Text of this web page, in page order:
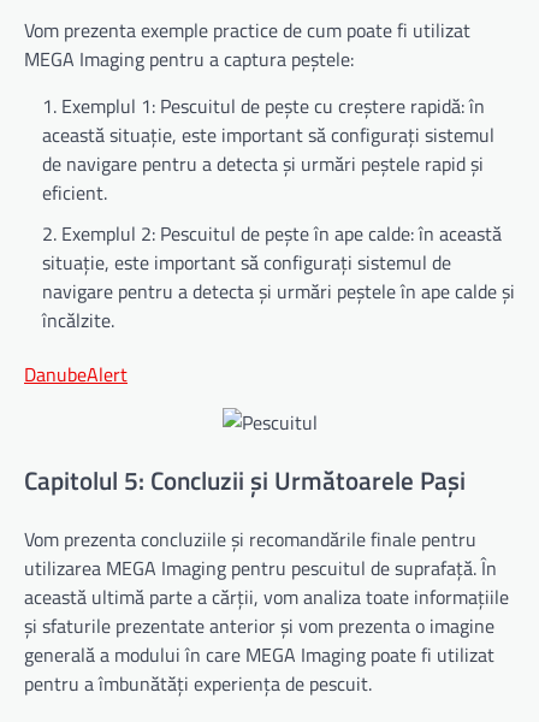
Vom prezenta exemple practice de cum poate fi utilizat
MEGA Imaging pentru a captura peștele:
Exemplul 1: Pescuitul de pește cu creștere rapidă: în
această situație, este important să configurați sistemul
de navigare pentru a detecta și urmări peștele rapid și
eficient.
Exemplul 2: Pescuitul de pește în ape calde: în această
situație, este important să configurați sistemul de
navigare pentru a detecta și urmări peștele în ape calde și
încălzite.
DanubeAlert
Capitolul 5: Concluzii și Următoarele Pași
Vom prezenta concluziile și recomandările finale pentru
utilizarea MEGA Imaging pentru pescuitul de suprafață. În
această ultimă parte a cărții, vom analiza toate informațiile
și sfaturile prezentate anterior și vom prezenta o imagine
generală a modului în care MEGA Imaging poate fi utilizat
pentru a îmbunătăți experiența de pescuit.